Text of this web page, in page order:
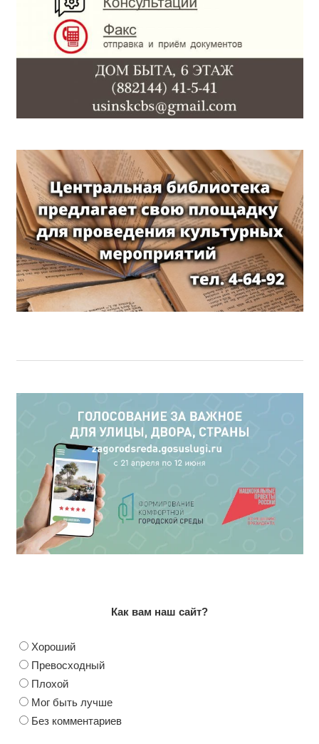
Как вам наш сайт?
Хороший
Превосходный
Плохой
Мог быть лучше
Без комментариев